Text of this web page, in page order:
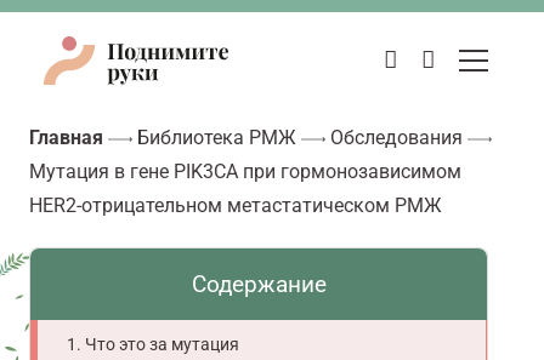
Главная Библиотека РМЖ
Обследования
Мутация в гене PIK3CA при гормонозависимом
HER2-отрицательном метастатическом РМЖ
Содержание
Что это за мутация